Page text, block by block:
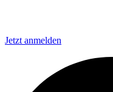
Jetzt anmelden